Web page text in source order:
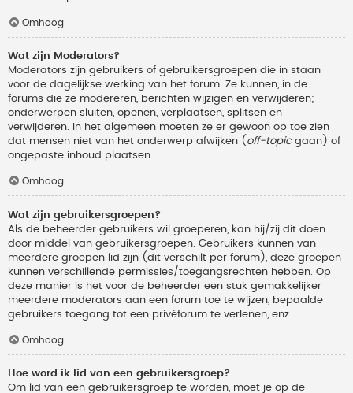
Omhoog
Wat zijn Moderators?
Moderators zijn gebruikers of gebruikersgroepen die in staan
voor de dagelijkse werking van het forum. Ze kunnen, in de
forums die ze modereren, berichten wijzigen en verwijderen;
onderwerpen sluiten, openen, verplaatsen, splitsen en
verwijderen. In het algemeen moeten ze er gewoon op toe zien
dat mensen niet van het onderwerp afwijken ( off-topicgaan) of
ongepaste inhoud plaatsen.
Omhoog
Wat zijn gebruikersgroepen?
Als de beheerder gebruikers wil groeperen, kan hij/zij dit doen
door middel van gebruikersgroepen. Gebruikers kunnen van
meerdere groepen lid zijn (dit verschilt per forum), deze groepen
kunnen verschillende permissies/toegangsrechten hebben. Op
deze manier is het voor de beheerder een stuk gemakkelijker
meerdere moderators aan een forum toe te wijzen, bepaalde
gebruikers toegang tot een privéforum te verlenen, enz.
Omhoog
Hoe word ik lid van een gebruikersgroep?
Om lid van een gebruikersgroep te worden, moet je op de